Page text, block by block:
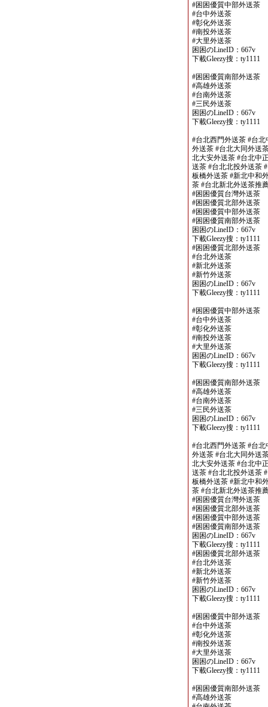
#困困優質中部外送茶
#台中外送茶
#彰化外送茶
#南投外送茶
#大里外送茶
困困のLineID：667v
下載Gleezy搜：ty1111
#困困優質南部外送茶
#高雄外送茶
#台南外送茶
#三民外送茶
困困のLineID：667v
下載Gleezy搜：ty1111
#台北西門外送茶 #台
外送茶 #台北大同外送
北大安外送茶 #台北中
送茶 #台北北投外送茶
板橋外送茶 #新北中和
茶 #台北新北外送茶推
#困困優質台灣外送茶
#困困優質北部外送茶
#困困優質中部外送茶
#困困優質南部外送茶
困困のLineID：667v
下載Gleezy搜：ty1111
#困困優質北部外送茶
#台北外送茶
#新北外送茶
#新竹外送茶
困困のLineID：667v
下載Gleezy搜：ty1111
#困困優質中部外送茶
#台中外送茶
#彰化外送茶
#南投外送茶
#大里外送茶
困困のLineID：667v
下載Gleezy搜：ty1111
#困困優質南部外送茶
#高雄外送茶
#台南外送茶
#三民外送茶
困困のLineID：667v
下載Gleezy搜：ty1111
#台北西門外送茶 #台
外送茶 #台北大同外送
北大安外送茶 #台北中
送茶 #台北北投外送茶
板橋外送茶 #新北中和
茶 #台北新北外送茶推
#困困優質台灣外送茶
#困困優質北部外送茶
#困困優質中部外送茶
#困困優質南部外送茶
困困のLineID：667v
下載Gleezy搜：ty1111
#困困優質北部外送茶
#台北外送茶
#新北外送茶
#新竹外送茶
困困のLineID：667v
下載Gleezy搜：ty1111
#困困優質中部外送茶
#台中外送茶
#彰化外送茶
#南投外送茶
#大里外送茶
困困のLineID：667v
下載Gleezy搜：ty1111
#困困優質南部外送茶
#高雄外送茶